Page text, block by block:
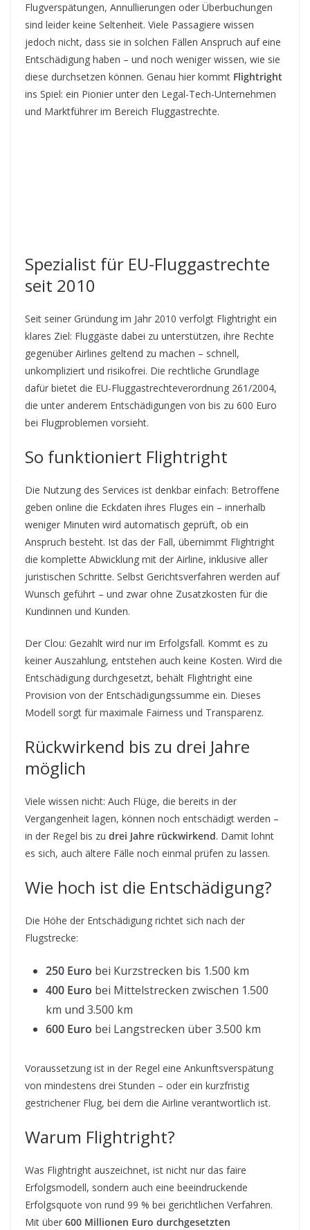
Flugverspätungen, Annullierungen oder Überbuchungen
sind leider keine Seltenheit. Viele Passagiere wissen
jedoch nicht, dass sie in solchen Fällen Anspruch auf eine
Entschädigung haben – und noch weniger wissen, wie sie
diese durchsetzen können. Genau hier kommt Flightright
ins Spiel: ein Pionier unter den Legal-Tech-Unternehmen
und Marktführer im Bereich Fluggastrechte.
Spezialist für EU-Fluggastrechte
seit 2010
Seit seiner Gründung im Jahr 2010 verfolgt Flightright ein
klares Ziel: Fluggäste dabei zu unterstützen, ihre Rechte
gegenüber Airlines geltend zu machen – schnell,
unkompliziert und risikofrei. Die rechtliche Grundlage
dafür bietet die EU-Fluggastrechteverordnung 261/2004,
die unter anderem Entschädigungen von bis zu 600 Euro
bei Flugproblemen vorsieht.
So funktioniert Flightright
Die Nutzung des Services ist denkbar einfach: Betroffene
geben online die Eckdaten ihres Fluges ein – innerhalb
weniger Minuten wird automatisch geprüft, ob ein
Anspruch besteht. Ist das der Fall, übernimmt Flightright
die komplette Abwicklung mit der Airline, inklusive aller
juristischen Schritte. Selbst Gerichtsverfahren werden auf
Wunsch geführt – und zwar ohne Zusatzkosten für die
Kundinnen und Kunden.
Der Clou: Gezahlt wird nur im Erfolgsfall. Kommt es zu
keiner Auszahlung, entstehen auch keine Kosten. Wird die
Entschädigung durchgesetzt, behält Flightright eine
Provision von der Entschädigungssumme ein. Dieses
Modell sorgt für maximale Fairness und Transparenz.
Rückwirkend bis zu drei Jahre
möglich
Viele wissen nicht: Auch Flüge, die bereits in der
Vergangenheit lagen, können noch entschädigt werden –
in der Regel bis zu drei Jahre rückwirkend. Damit lohnt
es sich, auch ältere Fälle noch einmal prüfen zu lassen.
Wie hoch ist die Entschädigung?
Die Höhe der Entschädigung richtet sich nach der
Flugstrecke:
250 Euro bei Kurzstrecken bis 1.500 km
400 Euro bei Mittelstrecken zwischen 1.500
km und 3.500 km
600 Euro bei Langstrecken über 3.500 km
Voraussetzung ist in der Regel eine Ankunftsverspätung
von mindestens drei Stunden – oder ein kurzfristig
gestrichener Flug, bei dem die Airline verantwortlich ist.
Warum Flightright?
Was Flightright auszeichnet, ist nicht nur das faire
Erfolgsmodell, sondern auch eine beeindruckende
Erfolgsquote von rund 99 % bei gerichtlichen Verfahren.
Mit über 600 Millionen Euro durchgesetzten